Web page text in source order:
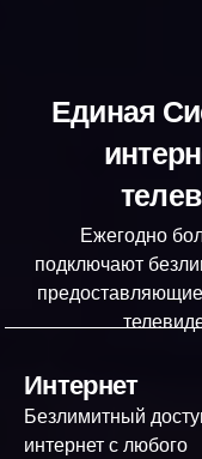
Единая
Ежегодно
подключают
предоставляющие
Интернет
Безлимитный
интернет с любого